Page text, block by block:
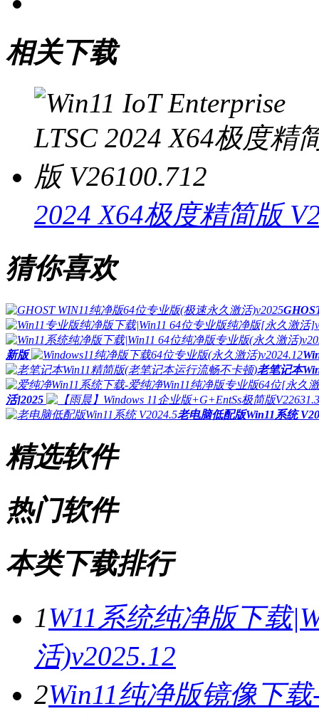
相关下载
2024 X64极度精简版
猜你喜欢
新版
老笔记本
活]2025
老电脑低配版Win11系统
精选软件
热门软件
本类下载排行
1W11系统纯净版下载
活)v2025.12
2Win11纯净版镜像下